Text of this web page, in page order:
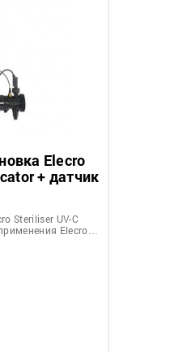
Elecro
+ датчик
Steriliser UV-C
Elecro…